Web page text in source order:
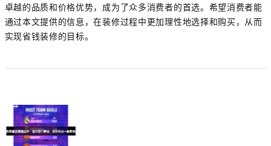
卓越的品质和价格优势，成为了众多消费者的首选。希望消费者能
通过本文提供的信息，在装修过程中更加理性地选择和购买，从而
实现省钱装修的目标。